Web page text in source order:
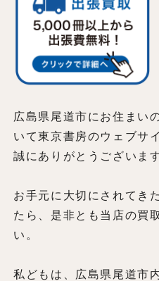
広島県尾道市にお住まい
いて東京書房のウェブサ
誠にありがとうございます
お手元に大切にされてき
たら、是非とも当店の買
い。
私どもは、広島県尾道市